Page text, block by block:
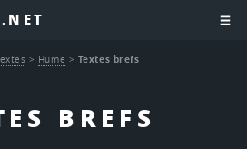
BREFS
> Hume > Textes brefs